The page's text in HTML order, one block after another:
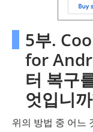
5부.
for
터 복구
엇입니
위의 방법 중 어느